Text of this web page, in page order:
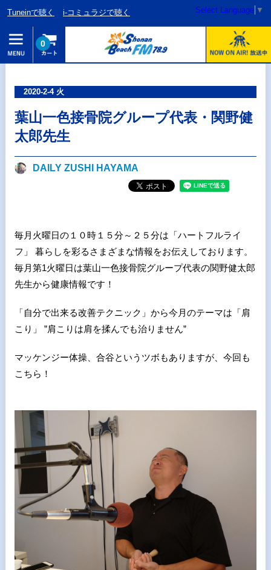
Tuneinで聴く i-コミュラジで聴く Select Language ▼
0
2020-2-4 火
葉山一色接骨院グループ代表・関野健
太郎先生
DAILY ZUSHI HAYAMA
毎月火曜日の１０時１５分～２５分は「ハートフルライ
フ」 暮らしを彩るさまざまな情報をお伝えしております。
毎月第1火曜日は葉山一色接骨院グループ代表の関野健太郎
先生から健康情報です！
「自分で出来る改善テクニック」から今月のテーマは「肩
こり」 ”肩こりは肩を揉んでも治りません”
マッケンジー体操、合谷というツボもありますが、今回も
こちら！